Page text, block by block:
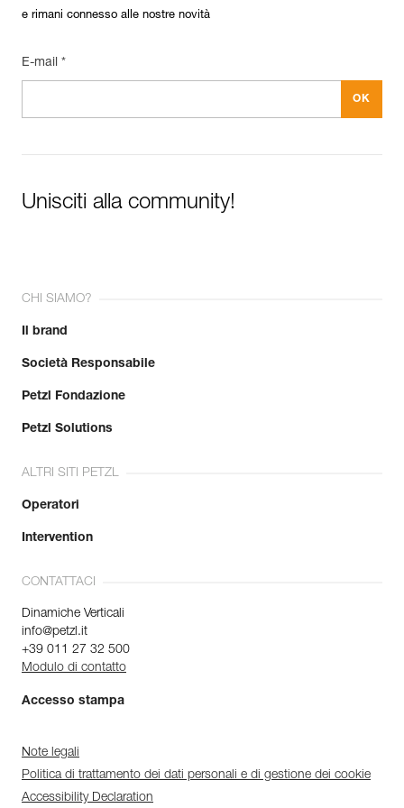
Lunghezza : 30 m
Garanzia : 3 anni
e rimani connesso alle nostre novità
E-mail *
Unisciti alla community!
CHI SIAMO?
Il brand
Società Responsabile
Petzl Fondazione
Petzl Solutions
ALTRI SITI PETZL
Operatori
Intervention
CONTATTACI
Dinamiche Verticali
info@petzl.it
+39 011 27 32 500
Modulo di contatto
Accesso stampa
Note legali
Politica di trattamento dei dati personali e di gestione dei cookie
Accessibility Declaration